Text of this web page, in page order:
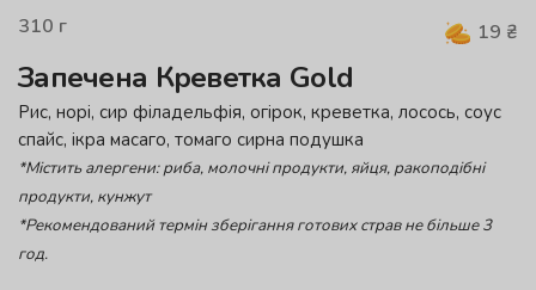
310 г 19 ₴
Запечена Креветка Gold
Рис, норі, сир філадельфія, огірок, креветка, лосось, соус
спайс, ікра масаго, томаго сирна подушка
*Містить алергени: риба, молочні продукти, яйця, ракоподібні
продукти, кунжут
*Рекомендований термін зберігання готових страв не більше 3
год.